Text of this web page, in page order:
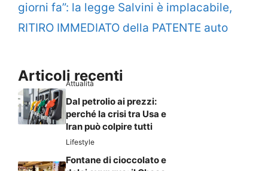
giorni fa”: la legge Salvini è implacabile,
RITIRO IMMEDIATO della PATENTE auto
Articoli recenti
Attualità
Dal petrolio ai prezzi:
perché la crisi tra Usa e
Iran può colpire tutti
Lifestyle
Fontane di cioccolato e